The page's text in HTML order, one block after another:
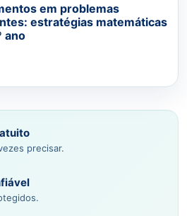
em problemas
estratégias matemáticas
ano
precisar.